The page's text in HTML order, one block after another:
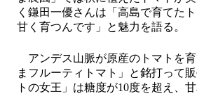
く鎌田一優さんは「高島で育てた
甘く育つんです」と魅力を語る。
アンデス山脈が原産のトマトを
まフルーティトマト」と銘打って
トの女王」は糖度が10度を超え、